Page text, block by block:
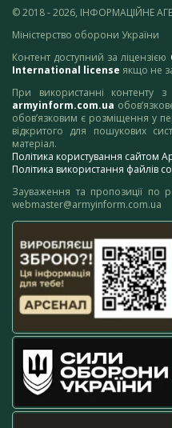
© 2018 - 2026, ІНФОРМАЦІЙНЕ
Міністерство оборони України
Контент доступний за ліцензією
International license якщо не
При використанні контенту
armyinform.com.ua
обов’язковим є розміщення у
відкритого для пошукових
матеріал.
Політика користування сайтом
Політика використання файлів
Зауваження та пропозиції по
webmaster@armyinform.com.ua